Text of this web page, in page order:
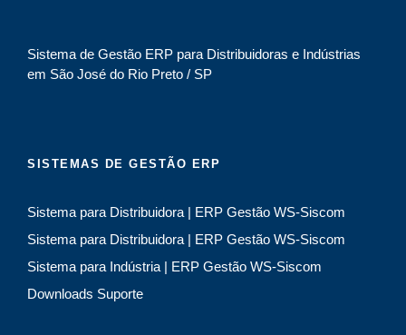
v
e
Sistema de Gestão ERP para Distribuidoras e Indústrias
em São José do Rio Preto / SP
SISTEMAS DE GESTÃO ERP
Sistema para Distribuidora | ERP Gestão WS-Siscom
Sistema para Distribuidora | ERP Gestão WS-Siscom
Sistema para Indústria | ERP Gestão WS-Siscom
Downloads Suporte